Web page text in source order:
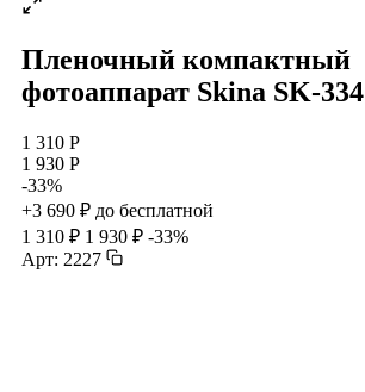
Пленочный компактный
фотоаппарат Skina SK-334
1 310 Р
1 930 Р
-33%
+3 690 ₽ до бесплатной
1 310 ₽ 1 930 ₽ -33%
Арт: 2227